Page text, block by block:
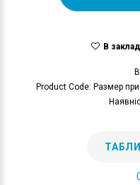
В
Product Code: Размер